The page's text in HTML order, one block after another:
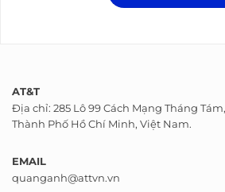
AT&T
Địa chỉ: 285 Lô 99 Cách Mạng Tháng
Thành Phố Hồ Chí Minh, Việt Nam.
EMAIL
quanganh@attvn.vn